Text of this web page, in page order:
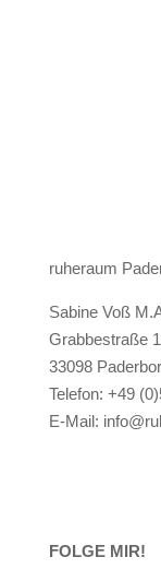
ruheraum
Sabine Voß
Grabbestraße
33098
Telefon: +49
E-Mail:
FOLGE MIR!